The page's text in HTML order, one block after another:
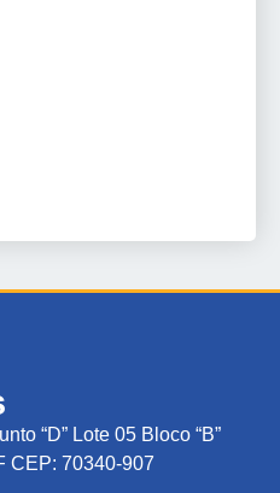
“D” Lote 05 Bloco “B”
CEP: 70340-907